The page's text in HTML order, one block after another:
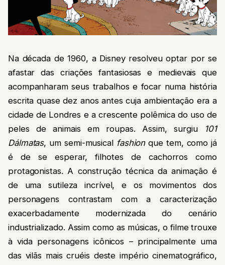
Na década de 1960, a Disney resolveu optar por se
afastar das criações fantasiosas e medievais que
acompanharam seus trabalhos e focar numa história
escrita quase dez anos antes cuja ambientação era a
cidade de Londres e a crescente polêmica do uso de
peles de animais em roupas. Assim, surgiu
101
Dálmatas, um semi-musical fashionque tem, como já
é de se esperar, filhotes de cachorros como
protagonistas. A construção técnica da animação é
de uma sutileza incrível, e os movimentos dos
personagens contrastam com a caracterização
exacerbadamente modernizada do cenário
industrializado. Assim como as músicas, o filme trouxe
à vida personagens icônicos – principalmente uma
das vilãs mais cruéis deste império cinematográfico,